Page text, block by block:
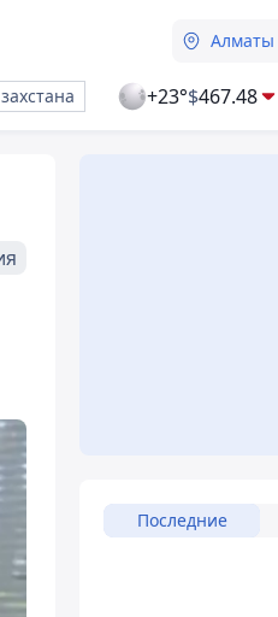
Алматы
+23°$467.48
Последние